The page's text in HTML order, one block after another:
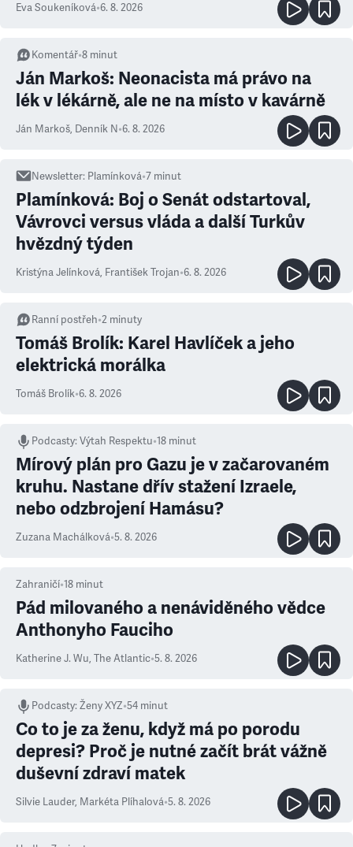
Eva Soukeníková•6. 8. 2026
Komentář•8 minut
Ján Markoš: Neonacista má právo na
lék v lékárně, ale ne na místo v kavárně
Ján Markoš, Denník N•6. 8. 2026
Newsletter: Plamínková•7 minut
Plamínková: Boj o Senát odstartoval,
Vávrovci versus vláda a další Turkův
hvězdný týden
Kristýna Jelínková, František Trojan•6. 8. 2026
Ranní postřeh•2 minuty
Tomáš Brolík: Karel Havlíček a jeho
elektrická morálka
Tomáš Brolík•6. 8. 2026
Podcasty:Výtah Respektu•18 minut
Mírový plán pro Gazu je v začarovaném
kruhu. Nastane dřív stažení Izraele,
nebo odzbrojení Hamásu?
Zuzana Machálková•5. 8. 2026
Zahraničí•18 minut
Pád milovaného a nenáviděného vědce
Anthonyho Fauciho
Katherine J. Wu, The Atlantic•5. 8. 2026
Podcasty:Ženy XYZ•54 minut
Co to je za ženu, když má po porodu
depresi? Proč je nutné začít brát vážně
duševní zdraví matek
Silvie Lauder, Markéta Plíhalová•5. 8. 2026